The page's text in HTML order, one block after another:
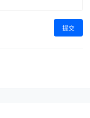
提交